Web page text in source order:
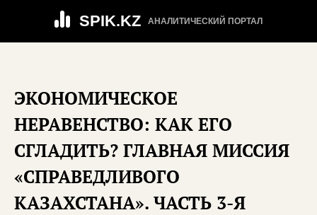
SPIK.KZ АНАЛИТИЧЕСКИЙ ПОРТАЛ
ЭКОНОМИЧЕСКОЕ
НЕРАВЕНСТВО: КАК ЕГО
СГЛАДИТЬ? ГЛАВНАЯ МИССИЯ
«СПРАВЕДЛИВОГО
КАЗАХСТАНА». ЧАСТЬ 3-Я